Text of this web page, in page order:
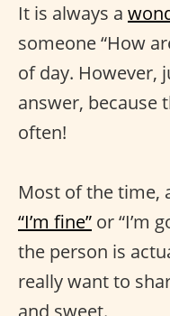
It is always a
someone “How
of day. However,
answer, because
often!
Most of the time,
“I’m fine” or “I’m
the person is
really want to
and sweet.